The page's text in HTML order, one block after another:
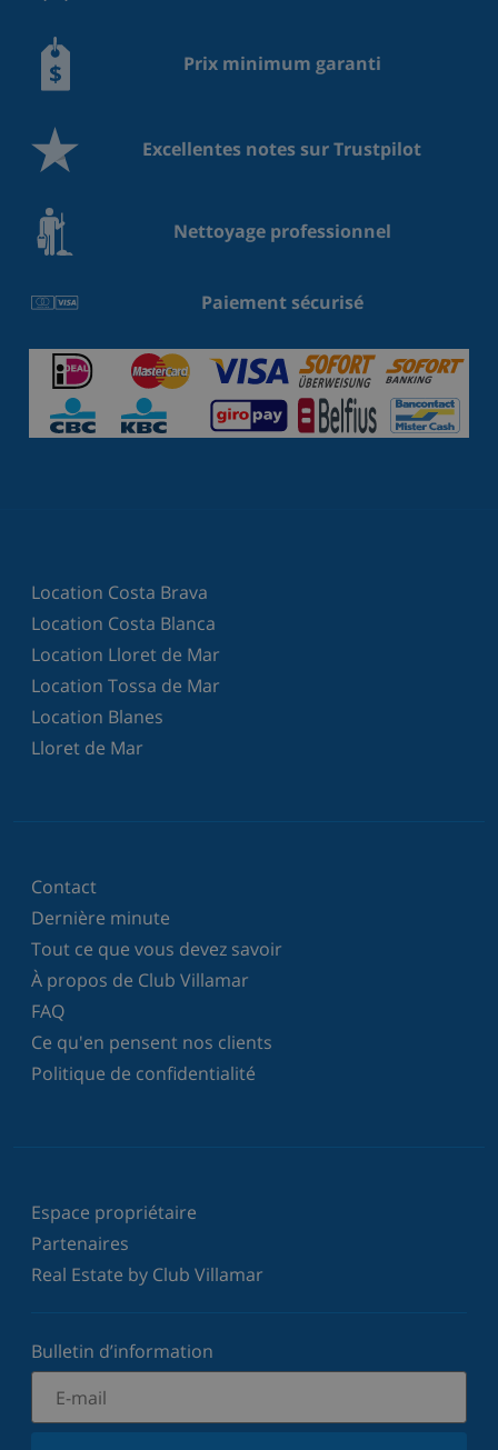
Prix minimum garanti
Excellentes notes sur Trustpilot
Nettoyage professionnel
Paiement sécurisé
Location Costa Brava
Location Costa Blanca
Location Lloret de Mar
Location Tossa de Mar
Location Blanes
Lloret de Mar
Contact
Dernière minute
Tout ce que vous devez savoir
À propos de Club Villamar
FAQ
Ce qu'en pensent nos clients
Politique de confidentialité
Espace propriétaire
Partenaires
Real Estate by Club Villamar
Bulletin d’information